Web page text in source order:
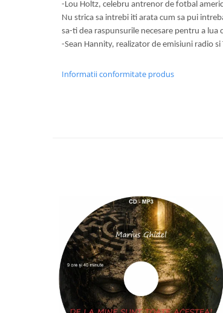
-Lou Holtz, celebru antrenor de fotbal
Nu strica sa intrebi iti arata cum sa pui
sa-ti dea raspunsurile necesare pentru a lua
-Sean Hannity, realizator de emisiuni radio
Informatii conformitate produs